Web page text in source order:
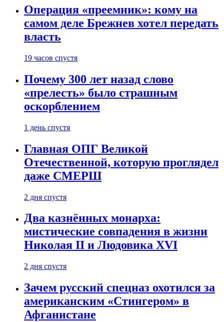
Операция «преемник»: кому на
самом деле Брежнев хотел передать
власть
19 часов спустя
Почему 300 лет назад слово
«прелесть» было страшным
оскорблением
1 день спустя
Главная ОПГ Великой
Отечественной, которую проглядел
даже СМЕРШ
2 дня спустя
Два казнённых монарха:
мистические совпадения в жизни
Николая II и Людовика XVI
2 дня спустя
Зачем русский спецназ охотился за
американским «Стингером» в
Афганистане